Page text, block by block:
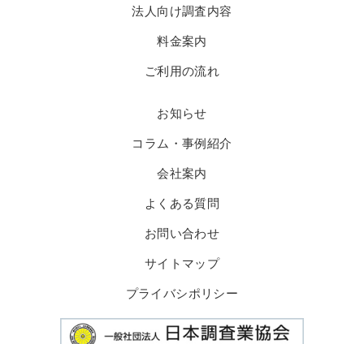
法人向け調査内容
料金案内
ご利用の流れ
お知らせ
コラム・事例紹介
会社案内
よくある質問
お問い合わせ
サイトマップ
プライバシポリシー